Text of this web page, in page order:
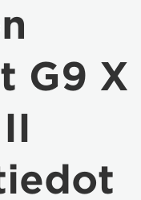
G9 X